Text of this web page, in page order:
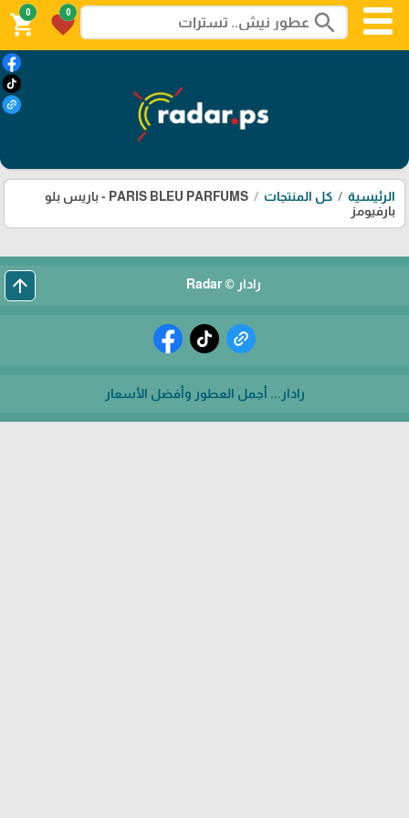
search
0
favorite
0
shopping_cart
الرئيسية كل المنتجات
PARIS BLEU PARFUMS - باريس بلو
بارفيومز
رادار © Radar arrow_upward
رادار... أجمل العطور وأفضل الأسعار